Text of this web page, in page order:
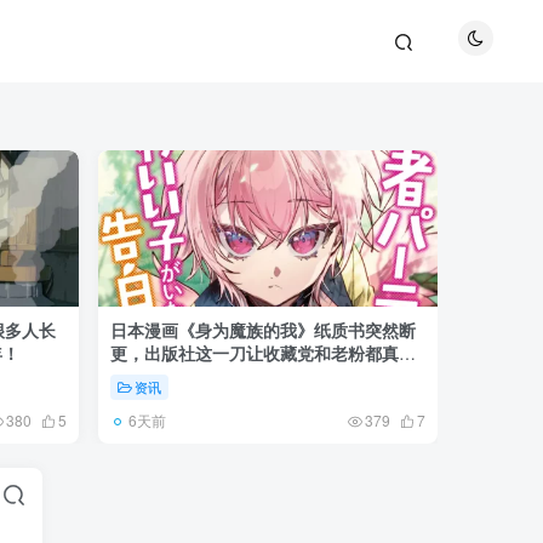
多人长
380 5
日本漫画《身为魔族的我》纸质书突然断
更，出版社这一刀让收藏党和老粉都真慌
了起来！
资讯
6天前 379 7